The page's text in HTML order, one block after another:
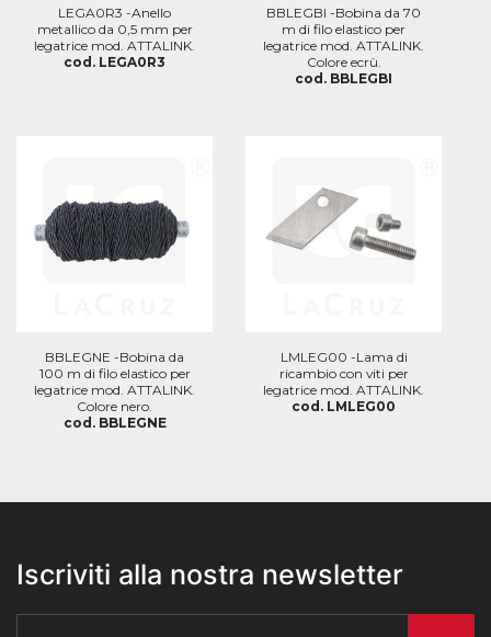
LEGA0R3 -Anello
metallico da 0,5 mm per
legatrice mod. ATTALINK.
cod. LEGA0R3
BBLEGBI -Bobina da 70
m di filo elastico per
legatrice mod. ATTALINK.
Colore ecrù.
cod. BBLEGBI
BBLEGNE -Bobina da
100 m di filo elastico per
legatrice mod. ATTALINK.
Colore nero.
cod. BBLEGNE
LMLEG00 -Lama di
ricambio con viti per
legatrice mod. ATTALINK.
cod. LMLEG00
Iscriviti alla nostra newsletter